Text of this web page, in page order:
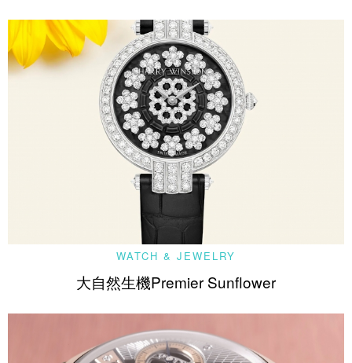
WATCH & JEWELRY
大自然生機Premier Sunflower